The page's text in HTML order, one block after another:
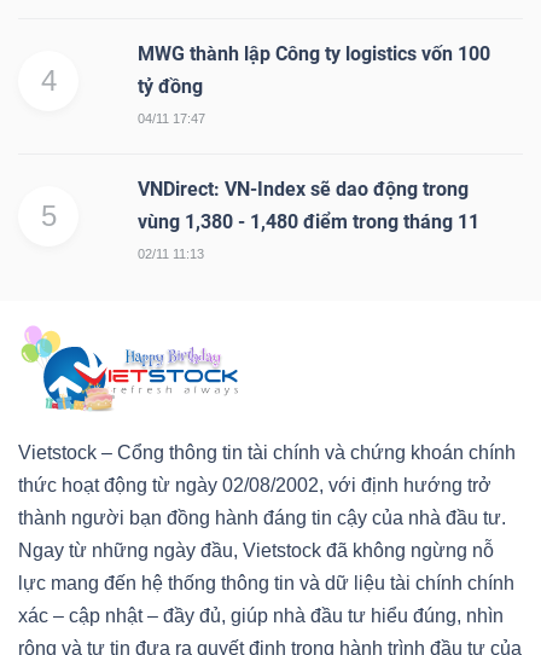
4
MWG thành lập Công ty logistics vốn 100
tỷ đồng
04/11 17:47
5
VNDirect: VN-Index sẽ dao động trong
vùng 1,380 - 1,480 điểm trong tháng 11
02/11 11:13
Vietstock – Cổng thông tin tài chính và chứng khoán chính
thức hoạt động từ ngày 02/08/2002, với định hướng trở
thành người bạn đồng hành đáng tin cậy của nhà đầu tư.
Ngay từ những ngày đầu, Vietstock đã không ngừng nỗ
lực mang đến hệ thống thông tin và dữ liệu tài chính chính
xác – cập nhật – đầy đủ, giúp nhà đầu tư hiểu đúng, nhìn
rộng và tự tin đưa ra quyết định trong hành trình đầu tư của
chính
Dữ
chính